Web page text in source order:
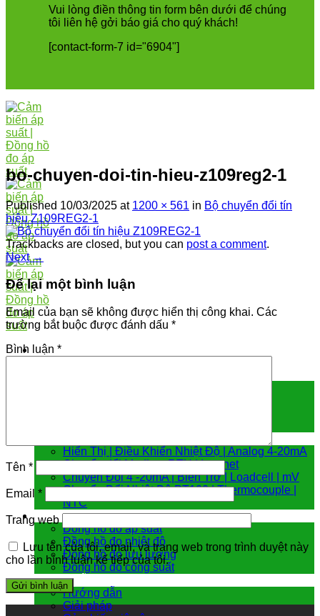
Vui òng điền thông tin form bên dưới để chúng
tôi liên hệ gởi báo giá cho quý khách!
[contact-form-7 id="6904"]
Hiển Thị | Điều Khiển Nhiệt Độ | Analog 4-20mA
Chuyển đổi Modbus RTU | Internet
Chuyển Đổi 4 -20mA | Biến Trở | Loadcell | mV
Chuyển Đổi Nhiệt Độ PT100 | Thermocouple |
NTC
Đồng hồ đo
Đồng hồ đo áp suất
Đồng hồ đo nhiệt độ
Đồng hồ đo lưu lượng
Đồng hồ đo công suất
Hướng dẫn & giải pháp
Hướng dẫn
Giải pháp
bo-chuyen-doi-tin-hieu-z109reg2-1
Published 10/03/2025 at 1200 × 561 in Bộ chuyển đổi tín
hiệu Z109REG2-1
Trackbacks are closed, but you can post a comment.
Next→
Để lại một bình luận
Email của bạn sẽ không được hiển thị công khai. Các
trường bắt buộc được đánh dấu *
Bình luận *
Tên *
Email *
Trang web
Lưu tên của tôi, email, và trang web trong trình duyệt này
cho lần bình luận kế tiếp của tôi.